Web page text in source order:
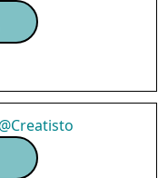
@Creatisto